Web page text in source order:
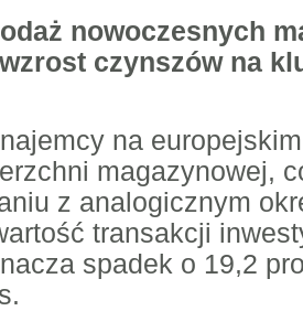
nowoczesnych
czynszów na
na
magazynowej,
z analogicznym
transakcji
spadek o 19,2